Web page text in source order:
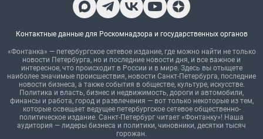
Контактные данные для Роскомнадзора и государственных органов
«Фонтанка» — петербургское сетевое издание, где можно найти не только
новости Петербурга, но и последние новости дня, и все важное и
интересное, что происходит в России и в мире. Здесь вы отыщете
наиболее значимые происшествия, новости Санкт-Петербурга, последние
новости бизнеса, а также события в обществе, культуре, искусстве.
Политика и власть, бизнес и недвижимость, дороги и автомобили,
финансы и работа, город и развлечения — вот только некоторые из тем,
которые освещает ведущее петербургское сетевое общественно-
политическое издание. Санкт-Петербург читает «Фонтанку»! Наша
аудитория — лидеры бизнеса и политики, чиновники, десятки тысяч
горожан.